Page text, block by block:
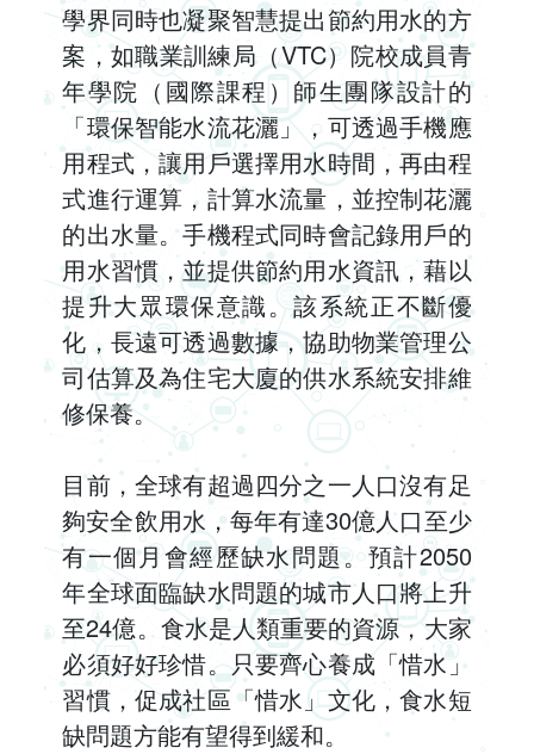
學界同時也凝聚智慧提出節約用水的方
案，如職業訓練局（VTC）院校成員青
年學院（國際課程）師生團隊設計的
「環保智能水流花灑」，可透過手機應
用程式，讓用戶選擇用水時間，再由程
式進行運算，計算水流量，並控制花灑
的出水量。手機程式同時會記錄用戶的
用水習慣，並提供節約用水資訊，藉以
提升大眾環保意識。該系統正不斷優
化，長遠可透過數據，協助物業管理公
司估算及為住宅大廈的供水系統安排維
修保養。
目前，全球有超過四分之一人口沒有足
夠安全飲用水，每年有達30億人口至少
有一個月會經歷缺水問題。預計2050
年全球面臨缺水問題的城市人口將上升
至24億。食水是人類重要的資源，大家
必須好好珍惜。只要齊心養成「惜水」
習慣，促成社區「惜水」文化，食水短
缺問題方能有望得到緩和。